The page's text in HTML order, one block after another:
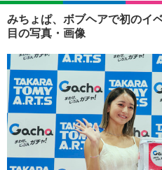
ショッピング
みちょぱ、ボブヘアで初のイ
目の写真・画像